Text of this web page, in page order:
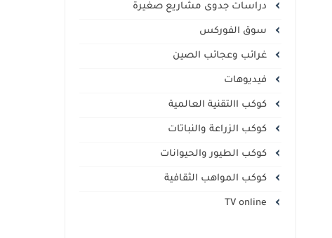
دراسات جدوى مشاريع صغيرة
سوق الفوركس
غرائب وعجائب الصين
فيديوهات
كوكب االتقنية العالمية
كوكب الزراعة والنباتات
كوكب الطيور والحيوانات
كوكب المواهب الثقافية